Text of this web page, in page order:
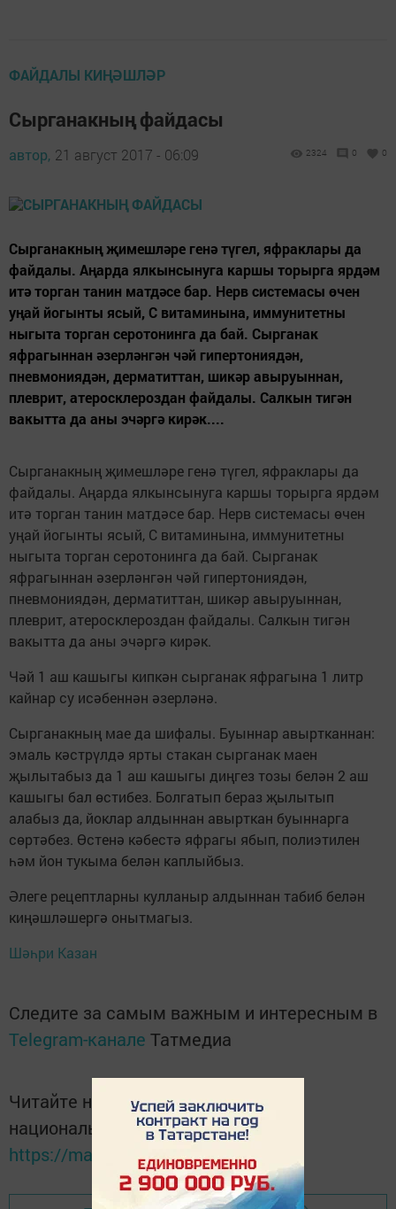
ФАЙДАЛЫ КИҢӘШЛӘР
Сырганакның файдасы
автор, 21 август 2017 - 06:09 2324 0 0
Сырганакның җимешләре генә түгел, яфраклары да
файдалы. Аңарда ялкынсынуга каршы торырга ярдәм
итә торган танин матдәсе бар. Нерв системасы өчен
уңай йогынты ясый, С витаминына, иммунитетны
ныгыта торган серотонинга да бай. Сырганак
яфрагыннан әзерләнгән чәй гипертониядән,
пневмониядән, дерматиттан, шикәр авыруыннан,
плеврит, атеросклероздан файдалы. Салкын тигән
вакытта да аны эчәргә кирәк....
Сырганакның җимешләре генә түгел, яфраклары да
файдалы. Аңарда ялкынсынуга каршы торырга ярдәм
итә торган танин матдәсе бар. Нерв системасы өчен
уңай йогынты ясый, С витаминына, иммунитетны
ныгыта торган серотонинга да бай. Сырганак
яфрагыннан әзерләнгән чәй гипертониядән,
пневмониядән, дерматиттан, шикәр авыруыннан,
плеврит, атеросклероздан файдалы. Салкын тигән
вакытта да аны эчәргә кирәк.
Чәй 1 аш кашыгы кипкән сырганак яфрагына 1 литр
кайнар су исәбеннән әзерләнә.
Сырганакның мае да шифалы. Буыннар авыртканнан:
эмаль кәстрүлдә ярты стакан сырганак маен
җылытабыз да 1 аш кашыгы диңгез тозы белән 2 аш
кашыгы бал өстибез. Болгатып бераз җылытып
алабыз да, йоклар алдыннан авырткан буыннарга
сөртәбез. Өстенә кәбестә яфрагы ябып, полиэтилен
һәм йон тукыма белән каплыйбыз.
Әлеге рецептларны кулланыр алдыннан табиб белән
киңәшләшергә онытмагыз.
Шәһри Казан
Следите за самым важным и интересным в
Telegram-канале Татмедиа
Читайте новости Татарстана в
национальном мессенджере MАХ:
https://max.ru/tatmedia